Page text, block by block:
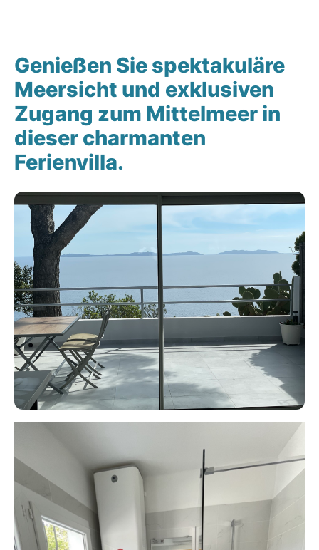
Genießen Sie spektakuläre
Meersicht und exklusiven
Zugang zum Mittelmeer in
dieser charmanten
Ferienvilla.